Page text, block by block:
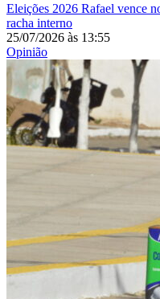
Eleições 2026 Rafael vence
racha interno
25/07/2026 às 13:55
Opinião